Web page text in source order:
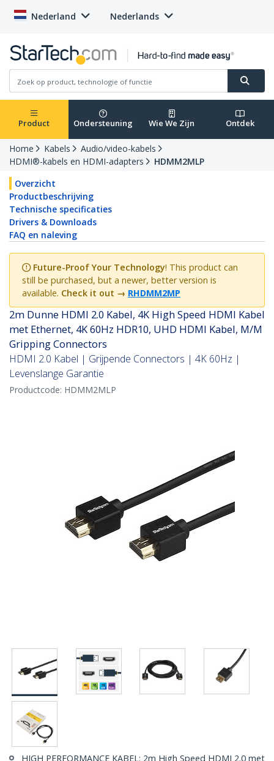
Nederland Nederlands
Product Ondersteuning Wie We Zijn Ontdek
Home Kabels
Audio/video-kabels
HDMI®-kabels en HDMI-adapters
HDMM2MLP
Overzicht
Productbeschrijving
Technische specificaties
Drivers & Downloads
FAQ en naleving
Future-Proof Your Technology! This product can
still be purchased, but a newer, better version is
available. Check it out → RHDMM2MP
2m Dunne HDMI 2.0 Kabel, 4K High Speed HDMI Kabel
met Ethernet, 4K 60Hz HDR10, UHD HDMI Kabel, M/M
Gripping Connectors
HDMI 2.0 Kabel | Grijpende Connectors | 4K 60Hz |
Levenslange Garantie
Productcode: HDMM2MLP
HIGH PERFORMANCE KABEL: 2m High Speed HDMI 2.0 met